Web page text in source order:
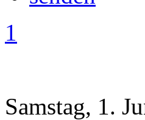
1
Samstag, 1.